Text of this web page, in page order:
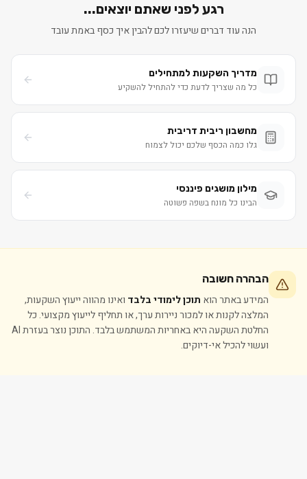
רגע לפני שאתם יוצאים...
הנה עוד דברים שיעזרו לכם להבין איך כסף באמת עובד
מדריך השקעות למתחילים
כל מה שצריך לדעת כדי להתחיל להשקיע
מחשבון ריבית דריבית
גלו כמה הכסף שלכם יכול לצמוח
מילון מושגים פיננסי
הבינו כל מונח בשפה פשוטה
הבהרה חשובה
המידע באתר הוא תוכן לימודי בלבד ואינו מהווה ייעוץ השקעות,
המלצה לקנות או למכור ניירות ערך, או תחליף לייעוץ מקצועי. כל
החלטת השקעה היא באחריות המשתמש בלבד. התוכן נוצר בעזרת AI
ועשוי להכיל אי-דיוקים.